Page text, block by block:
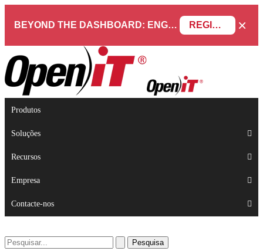
BEYOND THE DASHBOARD: ENGINEERING SOFTWARE IN SERVICENOW WEBINAR REGISTAR AGORA ×
Produtos
Soluções
Recursos
Empresa
Contacte-nos